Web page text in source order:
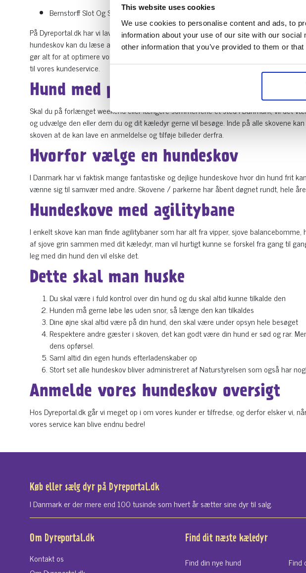
This website uses cookies
We use cookies to personalise content and ads, to
information about your use of our site with our
other information that you’ve provided to them or
Bernstorff Slot Og Slotshave (Bernstorffsparken). Adresse: Bernstorff Slot
På Dyreportal.dk har vi lavet denne gratis oversigt over alle hundeskove i hele
hundeskov kan du læse anmeldelser og se billeder fra besøgende, har du selv været
gør alt for at optimere vores hundeskov-guide, derfor er det vigtigt at besøgende
til vores kundeservice.
Hund med på ferie – Find hundeskov
Skal du på forlænget weekend eller længere sommerferie et sted i Danmark, vil det
og udvælge den eller dem du og dit kæledyr gerne vil besøge. Inde på alle skovene
skoven at de kan lave en anmeldelse og tilføje billeder derfra.
Hvorfor vælge en hundeskov
I Danmark har vi faktisk mange fantastiske og dejlige hundeskove hvor din hund frit
vænne sig til samvær med andre. Skovene / parkerne har åbent døgnet rundt, hele
Hundeskove med agilitybane
I enkelt skove kan man finde agilitybaner som har alt fra vipper, sjove
af sjove grin sammen med dit kæledyr, man vil hurtigt kunne se forskel fra gang til
leg med din hund den vil elske det.
Dette skal man huske
Du skal være i fuld kontrol over din hund og du skal altid kunne tilkalde den
Hunden må gerne løbe løs uden snor, så længe den kan tilkaldes
Dine øjne skal altid være på din hund, den skal være under opsyn hele besøget
Respektere andre gæster i skoven, det kan godt være din hund er sød og rar.
dens opførsel.
Saml altid din egen hunds efterladenskaber op
Stort set alle hundeskov bliver administreret af Naturstyrelsen som også har
Anmelde vores hundeskov oversigt
Hos Dyreportal.dk går vi meget op i om vores kunder er tilfredse, og derfor elsker vi,
vores service kan blive endnu bedre!
Køb eller sælg dyr på Dyreportal.dk
I Danmark er der mere end 100 tusinde som hvert år sætter sine dyr til salg.
Om Dyreportal.dk
Kontakt os
Find dit næste kæledyr
Find din nye hund
Find